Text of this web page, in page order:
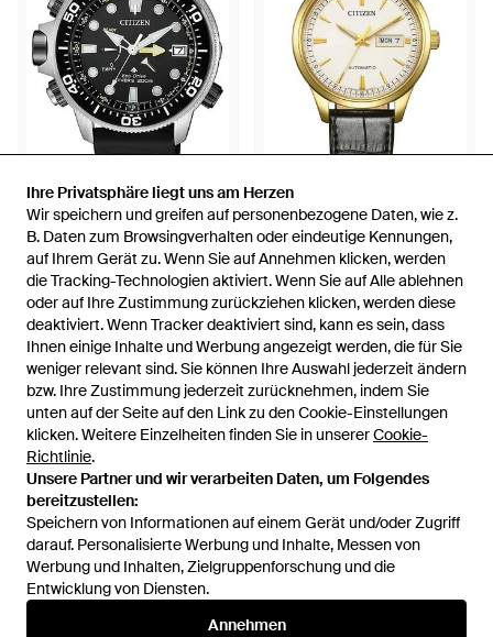
Ihre Privatsphäre liegt uns am Herzen
Wir speichern und greifen auf personenbezogene Daten, wie z.
B. Daten zum Browsingverhalten oder eindeutige Kennungen,
auf Ihrem Gerät zu. Wenn Sie auf Annehmen klicken, werden
die Tracking-Technologien aktiviert. Wenn Sie auf Alle ablehnen
oder auf Ihre Zustimmung zurückziehen klicken, werden diese
deaktiviert. Wenn Tracker deaktiviert sind, kann es sein, dass
Ihnen einige Inhalte und Werbung angezeigt werden, die für Sie
weniger relevant sind. Sie können Ihre Auswahl jederzeit ändern
bzw. Ihre Zustimmung jederzeit zurücknehmen, indem Sie
unten auf der Seite auf den Link zu den Cookie-Einstellungen
klicken. Weitere Einzelheiten finden Sie in unsererCookie-
Richtlinie.
Unsere Partner und wir verarbeiten Daten, um Folgendes
bereitzustellen:
Speichern von Informationen auf einem Gerät und/oder Zugriff
darauf. Personalisierte Werbung und Inhalte, Messen von
Werbung und Inhalten, Zielgruppenforschung und die
Entwicklung von Diensten.
Annehmen
Ihre Privatsphäre liegt uns am Herzen
Wir speichern und greifen auf personenbezogene Daten, wie z.
B. Daten zum Browsingverhalten oder eindeutige Kennungen,
auf Ihrem Gerät zu. Wenn Sie auf Annehmen klicken, werden
die Tracking-Technologien aktiviert. Wenn Sie auf Alle ablehnen
oder auf Ihre Zustimmung zurückziehen klicken, werden diese
deaktiviert. Wenn Tracker deaktiviert sind, kann es sein, dass
Ihnen einige Inhalte und Werbung angezeigt werden, die für Sie
weniger relevant sind. Sie können Ihre Auswahl jederzeit ändern
bzw. Ihre Zustimmung jederzeit zurücknehmen, indem Sie
unten auf der Seite auf den Link zu den Cookie-Einstellungen
klicken. Weitere Einzelheiten finden Sie in unsererCookie-
Richtlinie.
Unsere Partner und wir verarbeiten Daten, um Folgendes
bereitzustellen:
Speichern von Informationen auf einem Gerät und/oder Zugriff
darauf. Personalisierte Werbung und Inhalte, Messen von
Werbung und Inhalten, Zielgruppenforschung und die
Entwicklung von Diensten.
Annehmen
515,10 €
Citizen
Taucheruhr Promaster Eco-
Drive Aqualand 200m
BN2036-14E - Schwarz
Von Otto
AUSVERKAUFT
183,20 €
Citizen
Automatikuhr NY4058-79XC
NY4059-09AC - Mettallic
VonOtto
AUSVERKAUFT
259,95 €